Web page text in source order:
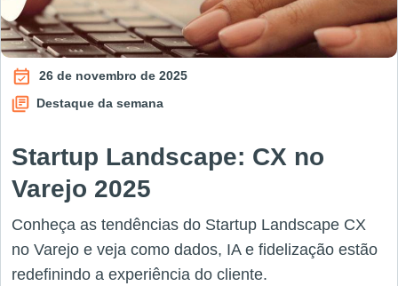
26 de novembro de 2025
Destaque da semana
Startup Landscape: CX no
Varejo 2025
Conheça as tendências do Startup Landscape CX
no Varejo e veja como dados, IA e fidelização estão
redefinindo a experiência do cliente.